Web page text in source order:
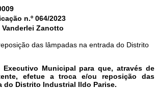
n.º 064/2023
Vanderlei Zanotto
das lâmpadas na entrada do Distrito
Executivo Municipal para que, através de
efetue a troca e/ou reposição das
do Distrito Industrial Ildo Parise.